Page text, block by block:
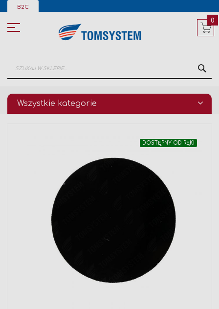
Przejdź
B2C
0
Wszystkie kategorie
DOSTĘPNY OD RĘKI